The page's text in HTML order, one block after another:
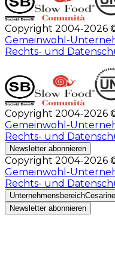
Copyright 2004-2026
Gemeinwohl-
Rechts- und
Copyright 2004-2026
Gemeinwohl-
Rechts- und
Newsletter abonnieren
Copyright 2004-2026
Gemeinwohl-
Rechts- und
Unternehmensbereich
Newsletter abonnieren